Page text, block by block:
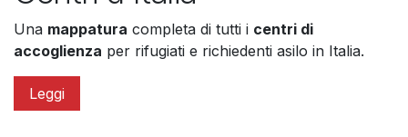
Una mappatura completa di tutti i centri di
accoglienza per rifugiati e richiedenti asilo in Italia.
Leggi